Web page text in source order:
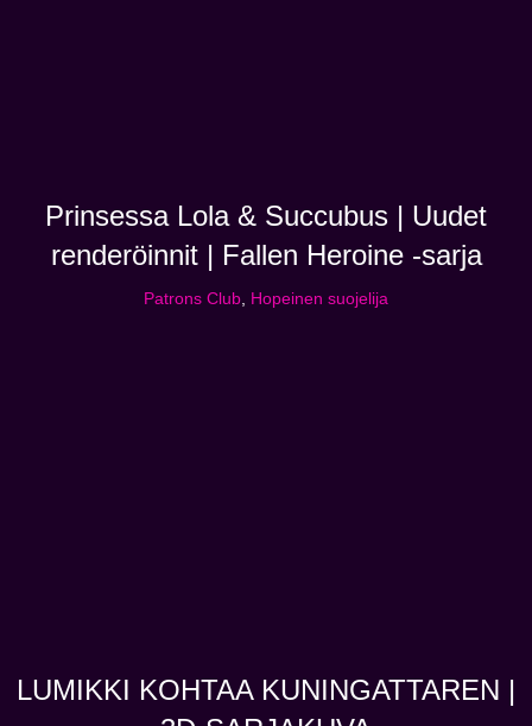
Prinsessa Lola & Succubus | Uudet
renderöinnit | Fallen Heroine -sarja
Patrons Club, Hopeinen suojelija
LUMIKKI KOHTAA KUNINGATTAREN |